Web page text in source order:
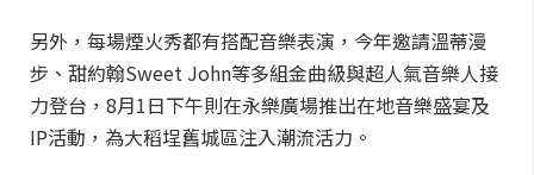
另外，每場煙火秀都有搭配音樂表演，今年邀請溫蒂漫
步、甜約翰Sweet John等多組金曲級與超人氣音樂人接
力登台，8月1日下午則在永樂廣場推出在地音樂盛宴及
IP活動，為大稻埕舊城區注入潮流活力。